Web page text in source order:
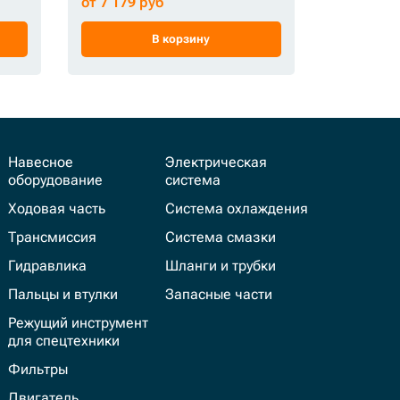
В корзину
Навесное
оборудование
Ходовая часть
Трансмиссия
Гидравлика
Пальцы и втулки
Режущий инструмент
для спецтехники
Фильтры
Электрическая
система
Система охлаждения
Система смазки
Шланги и трубки
Запасные части